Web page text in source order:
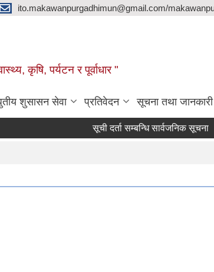
ito.makawanpurgadhimun@gmail.com/
कृषि, पर्यटन र पूर्वाधार "
शुसासन सेवा प्रतिवेदन सूचना तथा जानकारी
सूची दर्ता सम्बन्धि सार्वजनिक सूचना